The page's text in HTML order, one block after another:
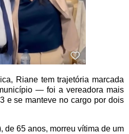
Riane tem trajetória marcada
— foi a vereadora mais
e se manteve no cargo por dois
, de 65 anos, morreu vítima de um